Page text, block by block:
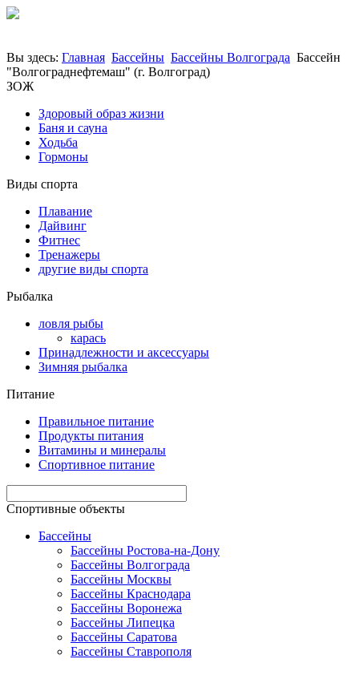
Вы здесь: Главная Бассейны Бассейны Волгограда Бассейн
"Волгограднефтемаш" (г. Волгоград)
ЗОЖ
Здоровый образ жизни
Баня и сауна
Ходьба
Гормоны
Виды спорта
Плавание
Дайвинг
Фитнес
Тренажеры
другие виды спорта
Рыбалка
ловля рыбы
карась
Принадлежности и аксессуары
Зимняя рыбалка
Питание
Правильное питание
Продукты питания
Витамины и минералы
Спортивное питание
Спортивные объекты
Бассейны
Бассейны Ростова-на-Дону
Бассейны Волгограда
Бассейны Москвы
Бассейны Краснодара
Бассейны Воронежа
Бассейны Липецка
Бассейны Саратова
Бассейны Ставрополя